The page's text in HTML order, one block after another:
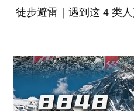
徒步避雷｜遇到这 4 类